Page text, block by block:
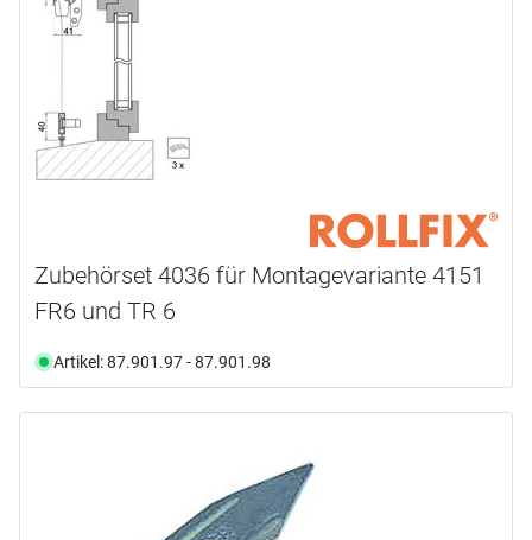
Zubehörset 4036 für Montagevariante 4151
FR6 und TR 6
Artikel: 87.901.97 - 87.901.98